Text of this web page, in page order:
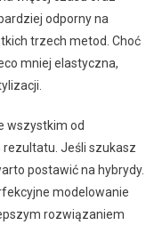
odporny na
trzech metod. Choć
mniej elastyczna,
wszystkim od
Jeśli szukasz
postawić na hybrydy.
modelowanie
rozwiązaniem